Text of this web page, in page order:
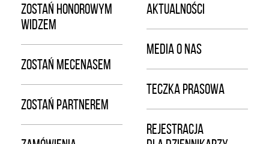
ZOSTAŃ HONOROWYM
WIDZEM
ZOSTAŃ MECENASEM
ZOSTAŃ PARTNEREM
AKTUALNOŚCI
MEDIA O NAS
TECZKA PRASOWA
REJESTRACJA